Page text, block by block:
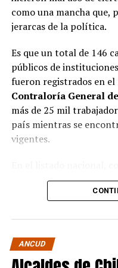
como una mancha que,
jerarcas de la política.
Es que un total de 146
públicos de
fueron registrados en
Contraloría General
más de 25 mil
país mientras se
vigentes.
organismos públicos,
dentro de la provincia.
Municipal de Quellón
Municipal de Curaco de
ANCUD